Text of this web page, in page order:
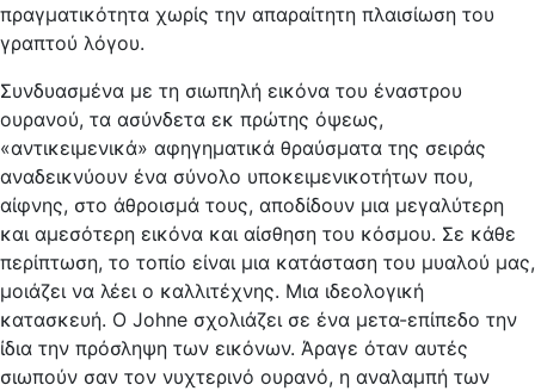
πραγματικότητα χωρίς την απαραίτητη πλαισίωση του
γραπτού λόγου.
Συνδυασμένα με τη σιωπηλή εικόνα του έναστρου
ουρανού, τα ασύνδετα εκ πρώτης όψεως,
«αντικειμενικά» αφηγηματικά θραύσματα της σειράς
αναδεικνύουν ένα σύνολο υποκειμενικοτήτων που,
αίφνης, στο άθροισμά τους, αποδίδουν μια μεγαλύτερη
και αμεσότερη εικόνα και αίσθηση του κόσμου. Σε κάθε
περίπτωση, το τοπίο είναι μια κατάσταση του μυαλού μας,
μοιάζει να λέει ο καλλιτέχνης. Μια ιδεολογική
κατασκευή. Ο Johne σχολιάζει σε ένα μετα-επίπεδο την
ίδια την πρόσληψη των εικόνων. Άραγε όταν αυτές
σιωπούν σαν τον νυχτερινό ουρανό, η αναλαμπή των